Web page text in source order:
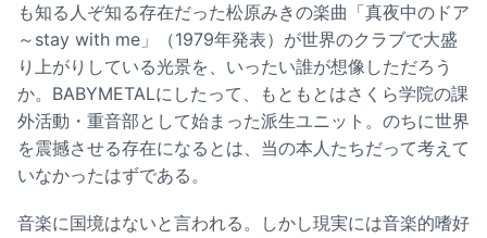
も知る人ぞ知る存在だった松原みきの楽曲「真夜中のドア
～stay with me」（1979年発表）が世界のクラブで大盛
り上がりしている光景を、いったい誰が想像しただろう
か。BABYMETALにしたって、もともとはさくら学院の課
外活動・重音部として始まった派生ユニット。のちに世界
を震撼させる存在になるとは、当の本人たちだって考えて
いなかったはずである。
音楽に国境はないと言われる。しかし現実には音楽的嗜好